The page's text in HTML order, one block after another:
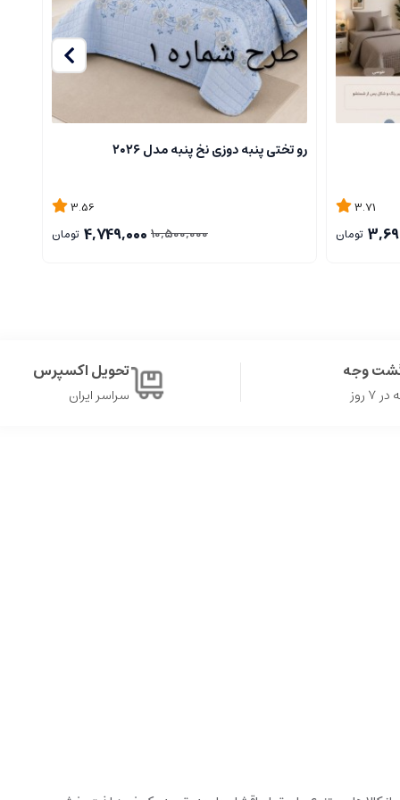
3.71
تومان
رو تختی پنبه دوزی نخ پنبه مدل ۲۰۲۶
3.56
10,500,000
4,749,000 تومان
وجه
روز
تحویل اکسپرس
سراسر ایران